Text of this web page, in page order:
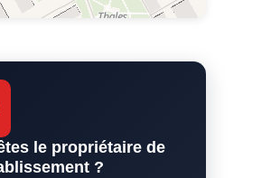
le propriétaire de
?